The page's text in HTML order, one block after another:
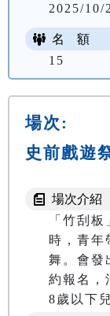
2025/10/
名 額
15
場次:
史前戲遊
場次介紹
「竹刮
時，青年
舞。會發
約報名，
8歲以下